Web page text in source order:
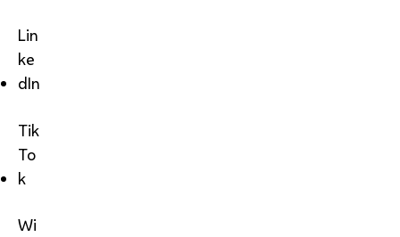
Lin
ke
dIn
Tik
To
k
Wi